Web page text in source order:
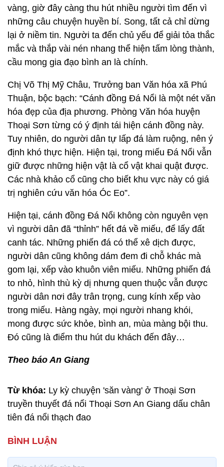
vàng, giờ đây càng thu hút nhiều người tìm đến vì
những câu chuyện huyền bí. Song, tất cả chỉ dừng
lại ở niềm tin. Người ta đến chủ yếu để giải tỏa thắc
mắc và thắp vài nén nhang thể hiện tấm lòng thành,
cầu mong gia đạo bình an là chính.
Chị Võ Thị Mỹ Châu, Trưởng ban Văn hóa xã Phú
Thuận, bộc bạch: “Cánh đồng Đá Nổi là một nét văn
hóa đẹp của địa phương. Phòng Văn hóa huyện
Thoại Sơn từng có ý định tái hiện cánh đồng này.
Tuy nhiên, do người dân tự lấp đá làm ruộng, nên ý
định khó thực hiện. Hiện tại, trong miếu Đá Nổi vẫn
giữ được những hiện vật là cổ vật khai quật được.
Các nhà khảo cổ cũng cho biết khu vực này có giá
trị nghiên cứu văn hóa Óc Eo”.
Hiện tại, cánh đồng Đá Nổi không còn nguyên vẹn
vì người dân đã “thỉnh” hết đá về miếu, để lấy đất
canh tác. Những phiến đá có thể xê dịch được,
người dân cũng không dám đem đi chỗ khác mà
gom lại, xếp vào khuôn viên miếu. Những phiến đá
to nhỏ, hình thù kỳ dị nhưng quen thuộc vẫn được
người dân nơi đây trân trọng, cung kính xếp vào
trong miếu. Hàng ngày, mọi người nhang khói,
mong được sức khỏe, bình an, mùa màng bội thu.
Đó cũng là điểm thu hút du khách đến đây…
Theo báo An Giang
Từ khóa: Ly kỳ chuyện 'săn vàng' ở Thoại Sơn
truyền thuyết đá nổi Thoại Sơn An Giang dấu chân
tiên đá nổi thạch đao